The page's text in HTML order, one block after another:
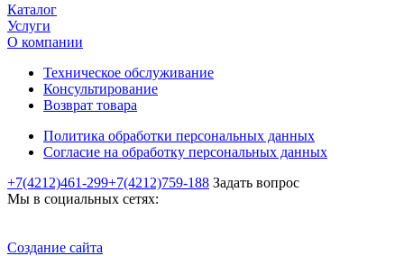
Каталог
Услуги
О компании
Техническое обслуживание
Консультирование
Возврат товара
Политика обработки персональных данных
Согласие на обработку персональных данных
+7(4212)461-299+7(4212)759-188 Задать вопрос
Мы в социальных сетях:
Создание сайта